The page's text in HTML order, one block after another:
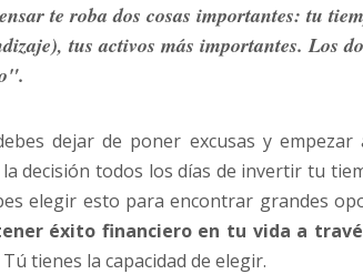
te roba dos cosas importantes: tu
tus activos más importantes. Los
dejar de poner excusas y
decisión todos los días de invertir tu
elegir esto para encontrar grandes
éxito financiero en tu vida a
tienes la capacidad de elegir.